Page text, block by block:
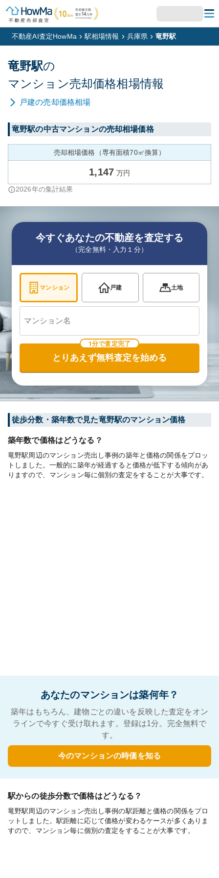
不動産AI査定HowMa 駅相場情報 兵庫県 竜野駅
竜野駅の
マンション売却価格相場情報
戸建の売却価格相場
竜野駅の中古マンションの売却相場価格
売却相場価格（専有面積70㎡換算）
1,147 万円
2026年の集計結果
今すぐあなたの不動産を査定する
（完全無料・入力１分）
マンション 戸建 土地
1分で査定完了
とりあえず無料査定を始める
徒歩分数・築年数で見た竜野駅のマンション価格
築年数で価格はどうなる？
竜野駅周辺のマンション売出し事例の築年と価格の関係をプロッ
トしました。一般的に築年が経過すると価格が低下する傾向があ
りますので、マンション毎に個別の査定をすることが大事です。
あなたのマンションは築何年？
築年はもちろん、建物ごとの違いを反映した査定をオン
ラインで今すぐ受け取れます。登録は1分。完全無料で
す。
今のマンションの時価を知る
駅からの徒歩分数で価格はどうなる？
竜野駅周辺のマンション売出し事例の駅距離と価格の関係をプロ
ットしました。駅距離に応じて価格が変わるケースが多くありま
すので、マンション毎に個別の査定をすることが大事です。